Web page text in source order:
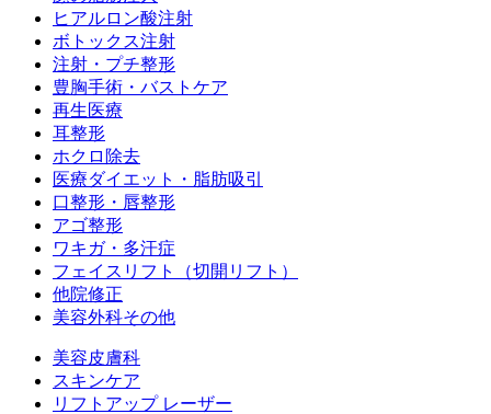
ヒアルロン酸注射
ボトックス注射
注射・プチ整形
豊胸手術・バストケア
再生医療
耳整形
ホクロ除去
医療ダイエット・脂肪吸引
口整形・唇整形
アゴ整形
ワキガ・多汗症
フェイスリフト（切開リフト）
他院修正
美容外科その他
美容皮膚科
スキンケア
リフトアップ レーザー